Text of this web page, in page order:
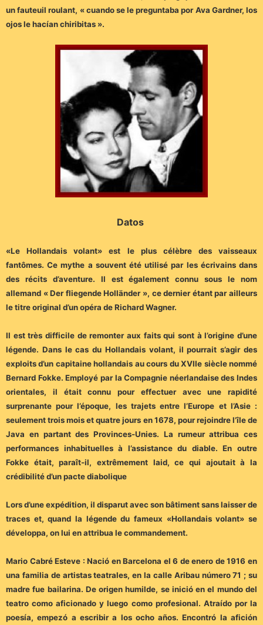
un fauteuil roulant, « cuando se le preguntaba por Ava Gardner, los
ojos le hacían chiribitas ».
Datos
«Le Hollandais volant» est le plus célèbre des vaisseaux
fantômes. Ce mythe a souvent été utilisé par les écrivains dans
des récits d’aventure. Il est également connu sous le nom
allemand « Der fliegende Holländer », ce dernier étant par ailleurs
le titre original d’un opéra de Richard Wagner.
Il est très difficile de remonter aux faits qui sont à l’origine d’une
légende. Dans le cas du Hollandais volant, il pourrait s’agir des
exploits d’un capitaine hollandais au cours du XVIIe siècle nommé
Bernard Fokke. Employé par la Compagnie néerlandaise des Indes
orientales, il était connu pour effectuer avec une rapidité
surprenante pour l’époque, les trajets entre l’Europe et l’Asie :
seulement trois mois et quatre jours en 1678, pour rejoindre l’île de
Java en partant des Provinces-Unies. La rumeur attribua ces
performances inhabituelles à l’assistance du diable. En outre
Fokke était, paraît-il, extrêmement laid, ce qui ajoutait à la
crédibilité d’un pacte diabolique
Lors d’une expédition, il disparut avec son bâtiment sans laisser de
traces et, quand la légende du fameux «Hollandais volant» se
développa, on lui en attribua le commandement.
Mario Cabré Esteve : Nació en Barcelona el 6 de enero de 1916 en
una familia de artistas teatrales, en la calle Aribau número 71 ; su
madre fue bailarina. De origen humilde, se inició en el mundo del
teatro como aficionado y luego como profesional. Atraído por la
poesía, empezó a escribir a los ocho años. Encontró la afición